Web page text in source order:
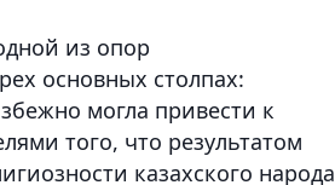
из опор
основных столпах:
могла привести к
того, что результатом
казахского